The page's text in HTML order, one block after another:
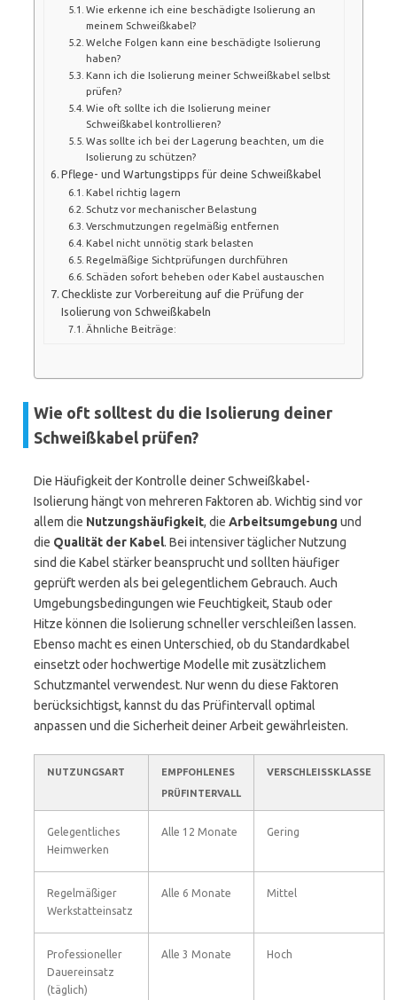
Wie erkenne ich eine beschädigte Isolierung an
meinem Schweißkabel?
Welche Folgen kann eine beschädigte Isolierung
haben?
Kann ich die Isolierung meiner Schweißkabel selbst
prüfen?
Wie oft sollte ich die Isolierung meiner
Schweißkabel kontrollieren?
Was sollte ich bei der Lagerung beachten, um die
Isolierung zu schützen?
Pflege- und Wartungstipps für deine Schweißkabel
Kabel richtig lagern
Schutz vor mechanischer Belastung
Verschmutzungen regelmäßig entfernen
Kabel nicht unnötig stark belasten
Regelmäßige Sichtprüfungen durchführen
Schäden sofort beheben oder Kabel austauschen
Checkliste zur Vorbereitung auf die Prüfung der
Isolierung von Schweißkabeln
Ähnliche Beiträge:
Wie oft solltest du die Isolierung deiner
Schweißkabel prüfen?
Die Häufigkeit der Kontrolle deiner Schweißkabel-
Isolierung hängt von mehreren Faktoren ab. Wichtig sind vor
allem die Nutzungshäufigkeit, die Arbeitsumgebung und
die Qualität der Kabel. Bei intensiver täglicher Nutzung
sind die Kabel stärker beansprucht und sollten häufiger
geprüft werden als bei gelegentlichem Gebrauch. Auch
Umgebungsbedingungen wie Feuchtigkeit, Staub oder
Hitze können die Isolierung schneller verschleißen lassen.
Ebenso macht es einen Unterschied, ob du Standardkabel
einsetzt oder hochwertige Modelle mit zusätzlichem
Schutzmantel verwendest. Nur wenn du diese Faktoren
berücksichtigst, kannst du das Prüfintervall optimal
anpassen und die Sicherheit deiner Arbeit gewährleisten.
NUTZUNGSART
EMPFOHLENES
PRÜFINTERVALL
VERSCHLEISSKLASSE
Gelegentliches
Heimwerken
Alle 12 Monate Gering
Regelmäßiger
Werkstatteinsatz
Alle 6 Monate Mittel
Professioneller
Dauereinsatz
(täglich)
Alle 3 Monate Hoch